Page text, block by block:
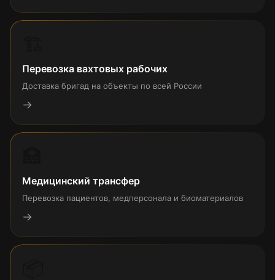
Перевозка вахтовых рабочих
Доставка бригад на объекты по всей России
→
Медицинский трансфер
Перевозка пациентов, медперсонала и биоматериалов
→